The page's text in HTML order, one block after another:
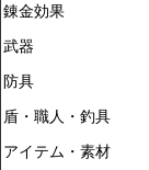
錬金効果
武器
防具
盾・職人・釣具
アイテム・素材